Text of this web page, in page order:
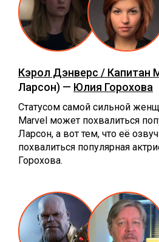
Кэрол Дэнверс / Капитан
Ларсон) — Юлия Горохова
Статусом самой сильной
Marvel может похвалиться
Ларсон, а вот тем, что её
похвалиться популярная
Горохова.